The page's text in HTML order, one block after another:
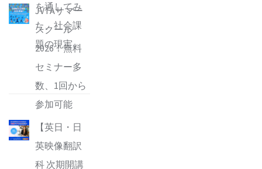
を通してみ
た、社会課
題の現実
JVTAサマー
スクール
2026！無料
セミナー多
数、1回から
参加可能
【英日・日
英映像翻訳
科 次期開講